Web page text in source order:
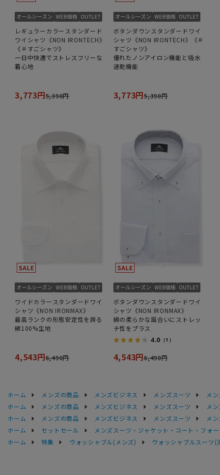
レギュラーカラースタンダード
ワイシャツ《NON IRONTECH》
《＃すごシャツ》
一日中快適でストレスフリーな
着心地
3,773円5,390円
ボタンダウンスタンダードワイ
シャツ《NON IRONTECH》《＃
すごシャツ》
優れたノンアイロン機能と吸水
速乾機能
3,773円5,390円
ワイドカラースタンダードワイ
シャツ《NON IRONMAX》
最高ランクの形態安定性を誇る
綿100%生地
4,543円6,490円
ボタンダウンスタンダードワイ
シャツ《NON IRONMAX》
綿の柔らかな風合いにストレッ
チ性をプラス
4.0 （1）
4,543円6,490円
ホーム メンズの商品 メンズビジネス メンズスーツ
メ
ホーム
メンズの商品 メンズビジネス メンズスーツ
メ
ホーム
メンズの商品 メンズビジネス メンズスーツ
メ
ホーム
セットセール
メンズスーツ・ジャケット・コート・フォ
ホーム
特集 ウォッシャブル(メンズ) ウォッシャブルスーツ(